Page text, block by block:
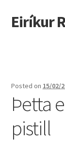
Fara
beint
Hoppa
yfir
Eiríkur
Ætt
Líf og starf
Posted on 15/02/
Þetta
pistill